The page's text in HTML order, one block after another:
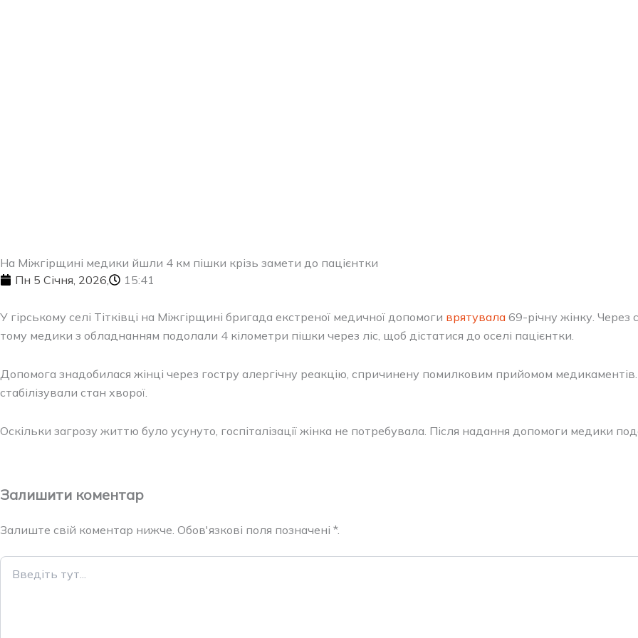
На Міжгірщині медики йшли 4 км пішки крізь замети до пацієнтки
Пн 5 Січня, 2026,
15:41
У гірському селі Тітківці на Міжгірщині бригада екстреної медичної допомоги врятувала 69-річну жінку. Через
тому медики з обладнанням подолали 4 кілометри пішки через ліс, щоб дістатися до оселі пацієнтки.
Допомога знадобилася жінці через гостру алергічну реакцію, спричинену помилковим прийомом медикаментів.
стабілізували стан хворої.
Оскільки загрозу життю було усунуто, госпіталізації жінка не потребувала. Після надання допомоги медики
Залишити коментар
Залиште свій коментар нижче. Обов'язкові поля позначені *.
Введіть
тут...